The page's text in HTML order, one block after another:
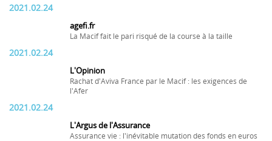
2021.02.24
agefi.fr
La Macif fait le pari risqué de la course à la taille
2021.02.24
L'Opinion
Rachat d'Aviva France par le Macif : les exigences de
l'Afer
2021.02.24
L'Argus de l'Assurance
Assurance vie : l'inévitable mutation des fonds en euros